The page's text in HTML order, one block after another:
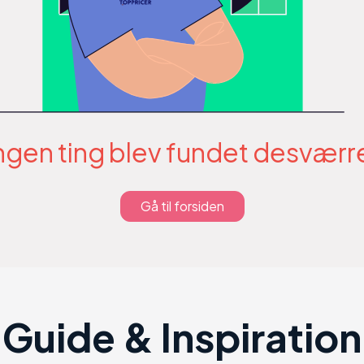
ting blev fundet
Gå til forsiden
Guide & Inspiration